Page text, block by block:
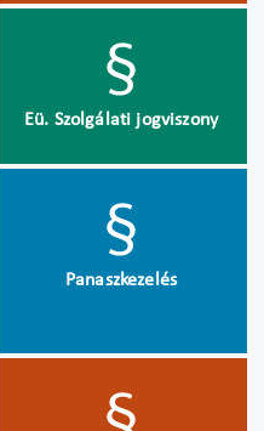
Eü. Szolgálati jogviszony
Panaszkezelés